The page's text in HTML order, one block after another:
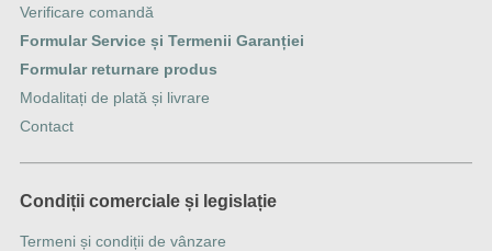
Verificare comandă
Formular Service și Termenii Garanției
Formular returnare produs
Modalitați de plată și livrare
Contact
Condiții comerciale și legislație
Termeni și condiții de vânzare